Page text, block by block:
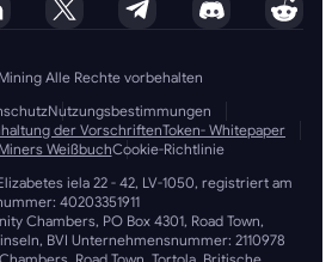
Alle Rechte vorbehalten
Nutzungsbestimmungen
der VorschriftenToken- Whitepaper
WeißbuchCookie-Richtlinie
iela 22 - 42, LV-1050, registriert am
40203351911
Chambers, PO Box 4301, Road Town,
BVI Unternehmensnummer: 2110978